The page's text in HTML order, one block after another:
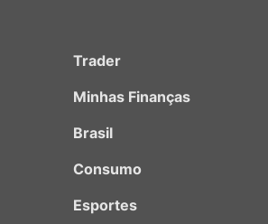
Trader
Minhas Finanças
Brasil
Consumo
Esportes